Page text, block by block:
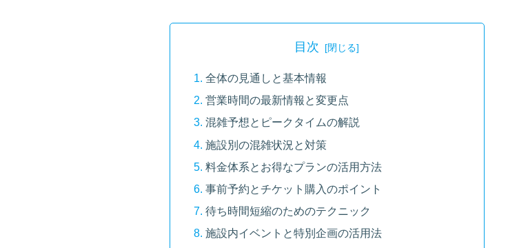
目次
全体の見通しと基本情報
営業時間の最新情報と変更点
混雑予想とピークタイムの解説
施設別の混雑状況と対策
料金体系とお得なプランの活用方法
事前予約とチケット購入のポイント
待ち時間短縮のためのテクニック
施設内イベントと特別企画の活用法